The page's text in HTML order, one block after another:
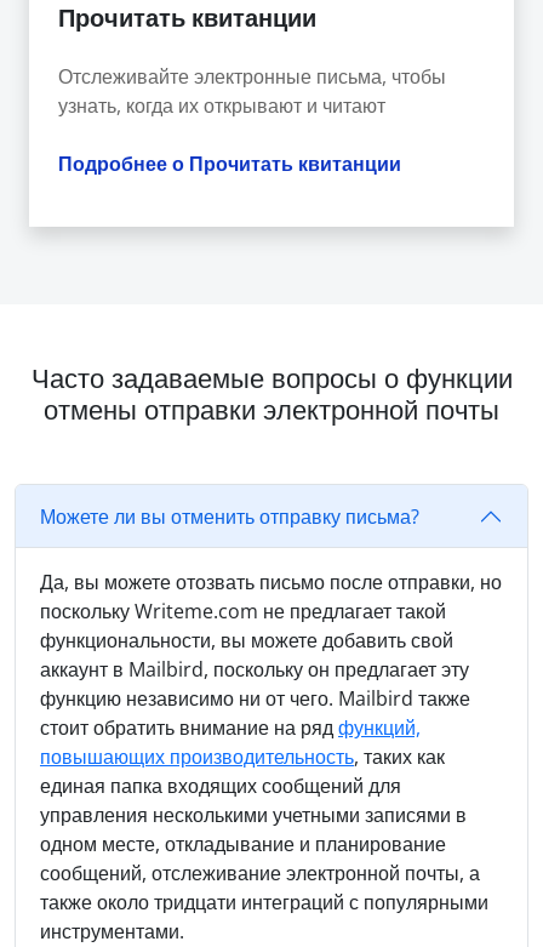
Прочитать квитанции
Отслеживайте электронные письма, чтобы
узнать, когда их открывают и читают
Подробнее о Прочитать квитанции
Часто задаваемые вопросы о функции
отмены отправки электронной почты
Можете ли вы отменить отправку письма?
Да, вы можете отозвать письмо после отправки, но
поскольку Writeme.com не предлагает такой
функциональности, вы можете добавить свой
аккаунт в Mailbird, поскольку он предлагает эту
функцию независимо ни от чего. Mailbird также
стоит обратить внимание на рядфункций,
повышающих производительность, таких как
единая папка входящих сообщений для
управления несколькими учетными записями в
одном месте, откладывание и планирование
сообщений, отслеживание электронной почты, а
также около тридцати интеграций с популярными
инструментами.